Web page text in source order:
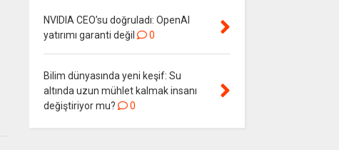
NVIDIA CEO’su doğruladı: OpenAI
yatırımı garanti değil
0
Bilim dünyasında yeni keşif: Su
altında uzun mühlet kalmak insanı
değiştiriyor mu?
0